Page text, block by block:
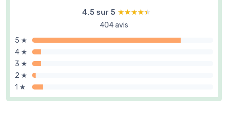
4,5 sur 5 ★★★★★
★★★★★
404 avis
5 ★
4 ★
3 ★
2 ★
1 ★